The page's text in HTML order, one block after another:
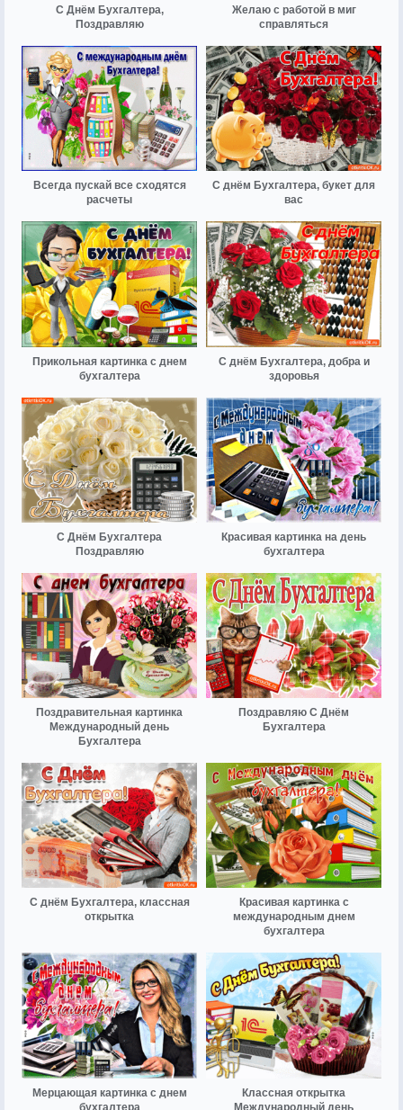
С Днём Бухгалтера,
Поздравляю
Желаю с работой в миг
справляться
Всегда пускай все сходятся
расчеты
С днём Бухгалтера, букет для
вас
Прикольная картинка с днем
бухгалтера
С днём Бухгалтера, добра и
здоровья
С Днём Бухгалтера
Поздравляю
Красивая картинка на день
бухгалтера
Поздравительная картинка
Международный день
Бухгалтера
Поздравляю С Днём
Бухгалтера
С днём Бухгалтера, классная
открытка
Красивая картинка с
международным днем
бухгалтера
Мерцающая картинка с днем
бухгалтера
Классная открытка
Международный день